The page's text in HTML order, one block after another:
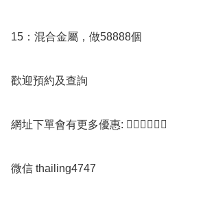
15：混合金屬，做58888個
歡迎預約及查詢
網址下單會有更多優惠: 👇🏻👇🏻👇🏻
微信 thailing4747